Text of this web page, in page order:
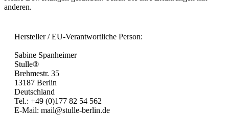
anderen.
Hersteller / EU-Verantwortliche Person:
Sabine Spanheimer
Stulle®
Brehmestr. 35
13187 Berlin
Deutschland
Tel.: +49 (0)177 82 54 562
E-Mail: mail@stulle-berlin.de